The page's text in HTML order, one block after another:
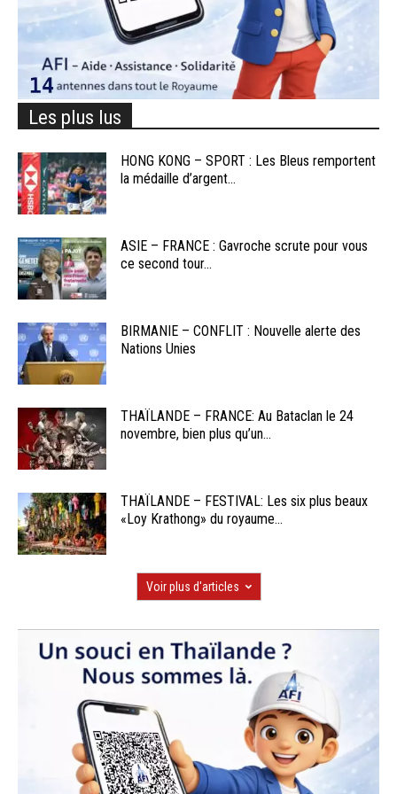
Les plus lus
HONG KONG – SPORT : Les Bleus remportent
la médaille d’argent...
ASIE – FRANCE : Gavroche scrute pour vous
ce second tour...
BIRMANIE – CONFLIT : Nouvelle alerte des
Nations Unies
THAÏLANDE – FRANCE: Au Bataclan le 24
novembre, bien plus qu’un...
THAÏLANDE – FESTIVAL: Les six plus beaux
«Loy Krathong» du royaume...
Voir plus d'articles